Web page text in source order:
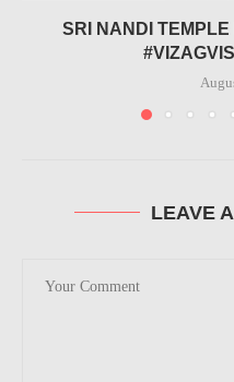
SRI NANDI
LEAVE